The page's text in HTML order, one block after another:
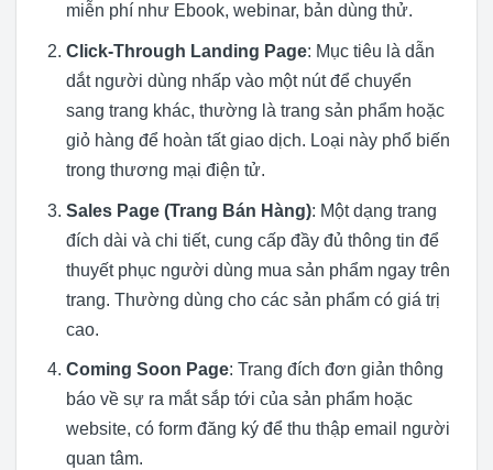
miễn phí như Ebook, webinar, bản dùng thử.
Click-Through Landing Page: Mục tiêu là dẫn
dắt người dùng nhấp vào một nút để chuyển
sang trang khác, thường là trang sản phẩm hoặc
giỏ hàng để hoàn tất giao dịch. Loại này phổ biến
trong thương mại điện tử.
Sales Page (Trang Bán Hàng): Một dạng trang
đích dài và chi tiết, cung cấp đầy đủ thông tin để
thuyết phục người dùng mua sản phẩm ngay trên
trang. Thường dùng cho các sản phẩm có giá trị
cao.
Coming Soon Page: Trang đích đơn giản thông
báo về sự ra mắt sắp tới của sản phẩm hoặc
website, có form đăng ký để thu thập email người
quan tâm.